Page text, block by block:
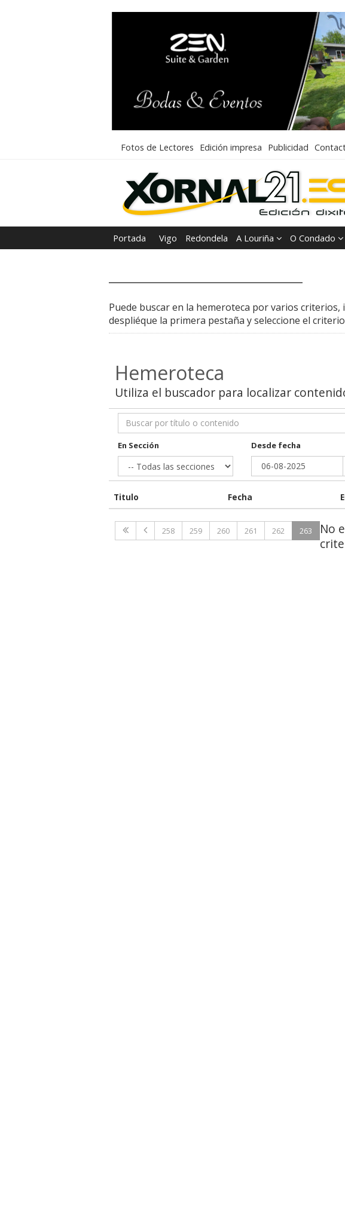
Fotos de Lectores Edición impresa Publicidad
Portada Vigo Redondela A Louriña O Condado
Puede buscar en la hemeroteca por varios criterios,
despliéque la primera pestaña y seleccione el
Hemeroteca
Utiliza el buscador para localizar
En Sección Desde fecha
Titulo Fecha
258 259 260 261 262 263
No